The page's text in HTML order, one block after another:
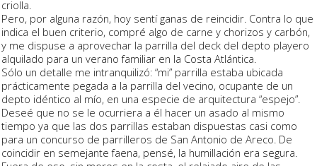
criolla.
Pero, por alguna razón, hoy sentí ganas de reincidir. Contra lo que
indica el buen criterio, compré algo de carne y chorizos y carbón,
y me dispuse a aprovechar la parrilla del deck del depto playero
alquilado para un verano familiar en la Costa Atlántica.
Sólo un detalle me intranquilizó: “mi” parrilla estaba ubicada
prácticamente pegada a la parrilla del vecino, ocupante de un
depto idéntico al mío, en una especie de arquitectura “espejo”.
Deseé que no se le ocurriera a él hacer un asado al mismo
tiempo ya que las dos parrillas estaban dispuestas casi como
para un concurso de parrilleros de San Antonio de Areco. De
coincidir en semejante faena, pensé, la humillación era segura.